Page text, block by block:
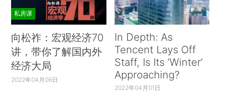
私房课
向松祚：宏观经济70
讲，带你了解国内外
经济大局
2022年04月06日
In Depth: As
Tencent Lays Off
Staff, Is Its ‘Winter’
Approaching?
2022年04月01日